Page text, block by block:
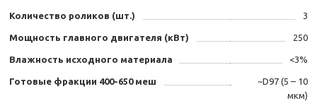
Количество роликов (шт.) 3
Мощность главного двигателя (кВт) 250
Влажность исходного материала <3%
Готовые фракции 400-650 меш
~D97 (5 – 10
мкм)